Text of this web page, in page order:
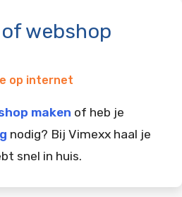
webshop
op internet
maken of heb je
nodig? Bij Vimexx haal je
snel in huis.